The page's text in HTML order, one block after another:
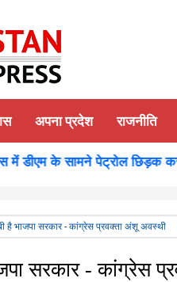
अपना प्रदेश राजनीति
के सामने पेट्रोल छिड़क कर
है भाजपा सरकार - कांग्रेस प्रवक्ता अंशू अवस्थी
सरकार - कांग्रेस